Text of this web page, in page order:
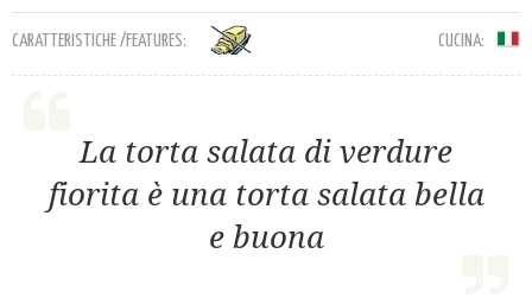
CARATTERISTICHE /FEATURES: CUCINA:
La torta salata di verdure
fiorita è una torta salata bella
e buona